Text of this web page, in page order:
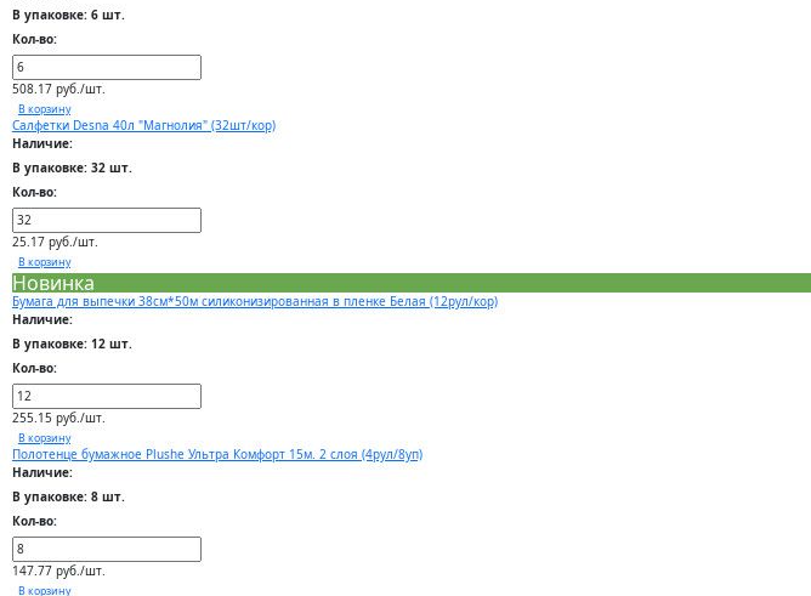
В упаковке: 6 шт.
Кол-во:
508.17 руб./шт.
В корзину
Салфетки Desna 40л "Магнолия" (32шт/кор)
Наличие:
В упаковке: 32 шт.
Кол-во:
25.17 руб./шт.
В корзину
Новинка
Бумага для выпечки 38см*50м силиконизированная в пленке Белая (12рул/кор)
Наличие:
В упаковке: 12 шт.
Кол-во:
255.15 руб./шт.
В корзину
Полотенце бумажное Plushe Ультра Комфорт 15м. 2 слоя (4рул/8уп)
Наличие:
В упаковке: 8 шт.
Кол-во:
147.77 руб./шт.
В корзину